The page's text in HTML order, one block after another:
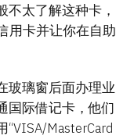
太了解这种卡，
用卡并让你在自助
玻璃窗后面办理业
国际借记卡，他们
MasterCard